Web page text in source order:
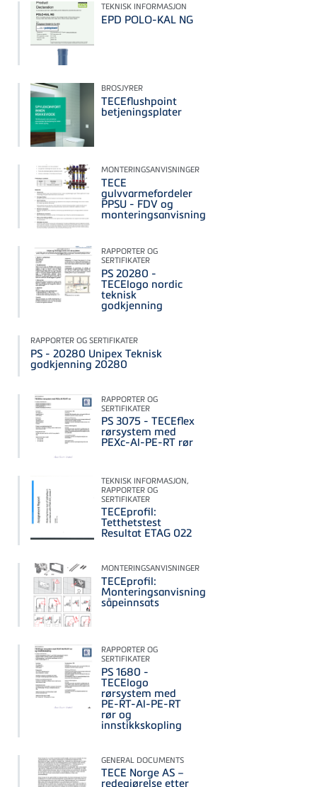
TEKNISK INFORMASJON
EPD POLO-KAL NG
BROSJYRER
TECEflushpoint
betjeningsplater
MONTERINGSANVISNINGER
TECE
gulvvarmefordeler
PPSU - FDV og
monteringsanvisning
RAPPORTER OG
SERTIFIKATER
PS 20280 -
TECElogo nordic
teknisk
godkjenning
RAPPORTER OG SERTIFIKATER
PS - 20280 Unipex Teknisk
godkjenning 20280
RAPPORTER OG
SERTIFIKATER
PS 3075 - TECEflex
rørsystem med
PEXc-Al-PE-RT rør
TEKNISK INFORMASJON,
RAPPORTER OG
SERTIFIKATER
TECEprofil:
Tetthetstest
Resultat ETAG 022
MONTERINGSANVISNINGER
TECEprofil:
Monteringsanvisning
såpeinnsats
RAPPORTER OG
SERTIFIKATER
PS 1680 -
TECElogo
rørsystem med
PE-RT-Al-PE-RT
rør og
innstikkskopling
GENERAL DOCUMENTS
TECE Norge AS –
redegjørelse etter